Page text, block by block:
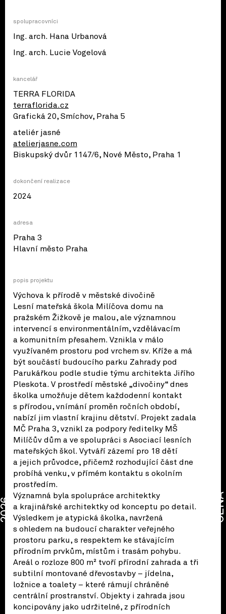
spolupracovníci
Ing. arch. Hana Urbanová
Ing. arch. Lucie Vogelová
kancelář
TERRA FLORIDA
terraflorida.cz
Grafická 20, Smíchov, Praha 5
ateliér jasné
atelierjasne.com
Biskupský dvůr 1147/6, Nové Město, Praha 1
dokončení realizace
2024
adresa
Praha 3
Hlavní město Praha
popis projektu
Výchova k přírodě v městské divočině
Lesní mateřská škola Milíčova domu na
pražském Žižkově je malou, ale významnou
intervencí s environmentálním, vzdělávacím
a komunitním přesahem. Vznikla v málo
využívaném prostoru pod vrchem sv. Kříže a má
být součástí budoucího parku Zahrady pod
Parukářkou podle studie týmu architekta Jiřího
Pleskota. V prostředí městské „divočiny“ dnes
školka umožňuje dětem každodenní kontakt
s přírodou, vnímání proměn ročních období,
nabízí jim vlastní krajinu dětství. Projekt zadala
MČ Praha 3, vznikl za podpory ředitelky MŠ
Milíčův dům a ve spolupráci s Asociací lesních
mateřských škol. Vytváří zázemí pro 18 dětí
a jejich průvodce, přičemž rozhodující část dne
probíhá venku, v přímém kontaktu s okolním
prostředím.
Významná byla spolupráce architektky
a krajinářské architektky od konceptu po detail.
Výsledkem je atypická školka, navržená
s ohledem na budoucí charakter veřejného
prostoru parku, s respektem ke stávajícím
přírodním prvkům, místům i trasám pohybu.
Areál o rozloze 800 m² tvoří přírodní zahrada a tři
subtilní montované dřevostavby – jídelna,
ložnice a toalety – které rámují chráněné
centrální prostranství. Objekty i zahrada jsou
koncipovány jako udržitelné, z přírodních
2026 CENA